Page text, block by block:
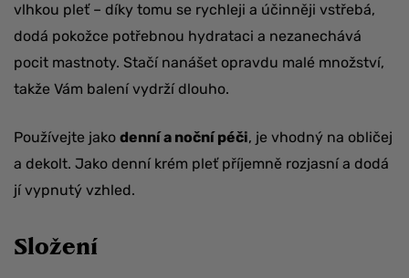
vlhkou pleť – díky tomu se rychleji a účinněji vstřebá,
dodá pokožce potřebnou hydrataci a nezanechává
pocit mastnoty. Stačí nanášet opravdu malé množství,
takže Vám balení vydrží dlouho.
Používejte jako denní a noční péči, je vhodný na obličej
a dekolt. Jako denní krém pleť příjemně rozjasní a dodá
jí vypnutý vzhled.
Složení